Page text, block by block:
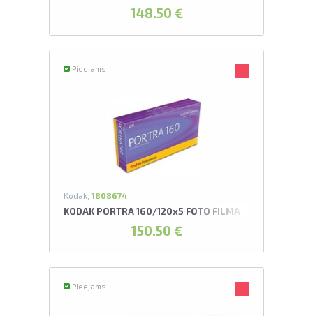
148.50 €
Pieejams
Kodak, 1808674
KODAK PORTRA 160/120x5 FOTO FILMA
150.50 €
Pieejams